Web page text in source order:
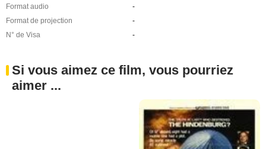
Format audio
-
Format de projection
-
N° de Visa
-
Si vous aimez ce film, vous pourriez
aimer ...